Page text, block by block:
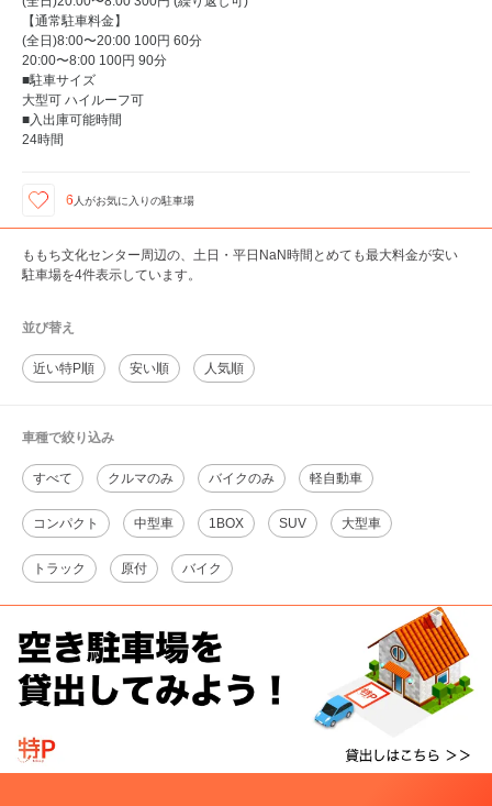
【通常駐車料金】
(全日)8:00〜20:00 100円 60分
20:00〜8:00 100円 90分
■駐車サイズ
大型可 ハイルーフ可
■入出庫可能時間
24時間
6 人がお気に入りの駐車場
ももち文化センター周辺の、土日・平日NaN時間とめても最大料金が安い
駐車場を4件表示しています。
並び替え
近い特P順 安い順 人気順
車種で絞り込み
すべて クルマのみ バイクのみ 軽自動車
コンパクト 中型車 1BOX SUV 大型車
トラック 原付 バイク